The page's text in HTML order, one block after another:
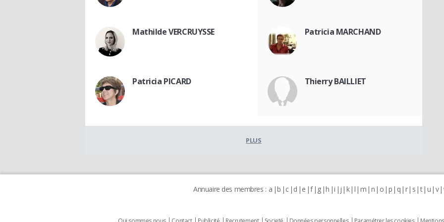
Mathilde VERCRUYSSE Patricia MARCHAND
Patricia PICARD Thierry BAILLIET
PLUS
Annuaire des membres : a b c d e f g h i j k l m n o p q r s t u v